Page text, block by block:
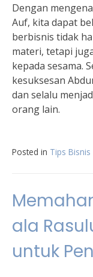
Dengan
Auf, kita dapat
berbisnis tidak
materi, tetapi
kepada sesama.
kesuksesan
dan selalu
orang lain.
Posted in Tips Bisnis
ala
untuk